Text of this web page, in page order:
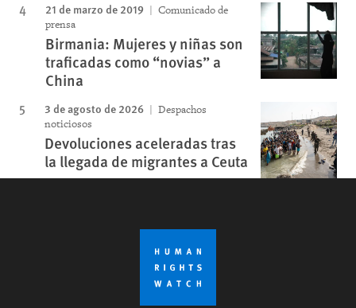
21 de marzo de 2019
Comunicado de
prensa
Birmania: Mujeres y niñas son
traficadas como “novias” a
China
3 de agosto de 2026
Despachos
noticiosos
Devoluciones aceleradas tras
la llegada de migrantes a Ceuta